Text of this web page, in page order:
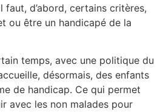
d’abord, certains critères,
ou être un handicapé de la
temps, avec une politique du
désormais, des enfants
de handicap. Ce qui permet
avec les non malades pour